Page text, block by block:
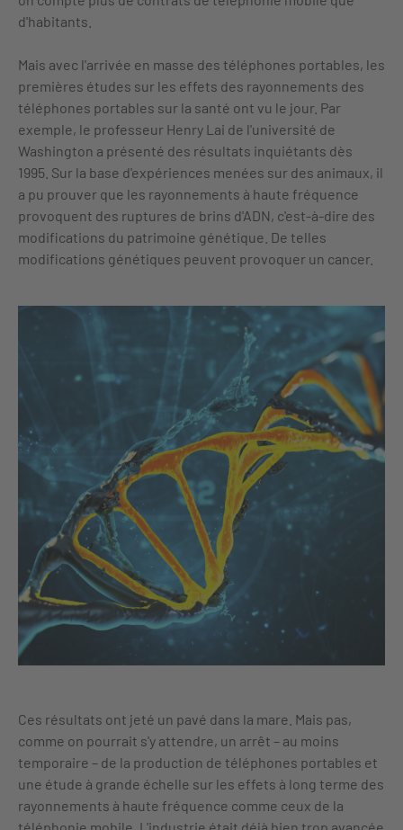
d'habitants.
Mais avec l'arrivée en masse des téléphones portables, les
premières études sur les effets des rayonnements des
téléphones portables sur la santé ont vu le jour. Par
exemple, le professeur Henry Lai de l'université de
Washington a présenté des résultats inquiétants dès
1995. Sur la base d'expériences menées sur des animaux, il
a pu prouver que les rayonnements à haute fréquence
provoquent des ruptures de brins d'ADN, c'est-à-dire des
modifications du patrimoine génétique. De telles
modifications génétiques peuvent provoquer un cancer.
Ces résultats ont jeté un pavé dans la mare. Mais pas,
comme on pourrait s'y attendre, un arrêt – au moins
temporaire – de la production de téléphones portables et
une étude à grande échelle sur les effets à long terme des
rayonnements à haute fréquence comme ceux de la